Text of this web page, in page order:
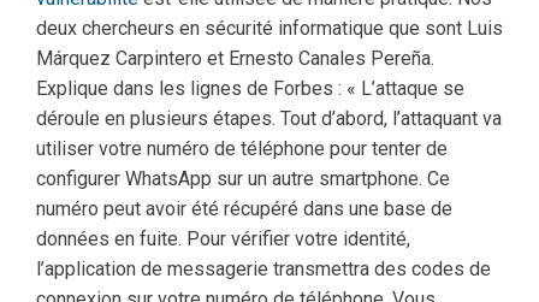
deux chercheurs en sécurité informatique que sont Luis
Márquez Carpintero et Ernesto Canales Pereña.
Explique dans les lignes de Forbes : « L’attaque se
déroule en plusieurs étapes. Tout d’abord, l’attaquant va
utiliser votre numéro de téléphone pour tenter de
configurer WhatsApp sur un autre smartphone. Ce
numéro peut avoir été récupéré dans une base de
données en fuite. Pour vérifier votre identité,
l’application de messagerie transmettra des codes de